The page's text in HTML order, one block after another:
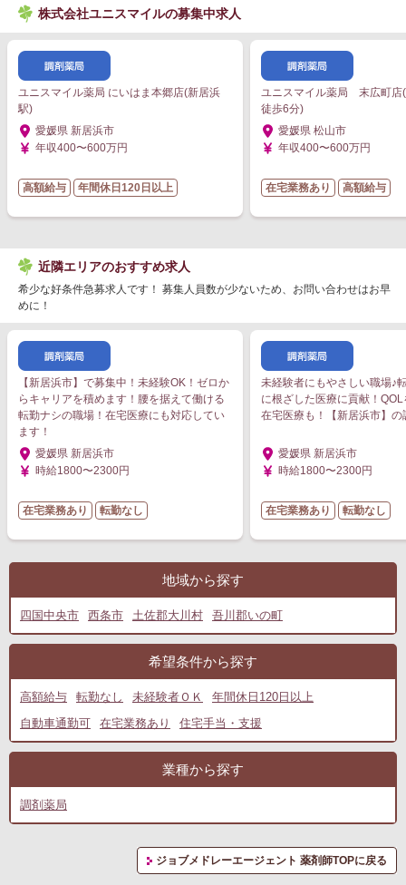
株式会社ユニスマイルの募集中求人
ユニスマイル薬局 にいはま本郷店(新居浜
駅)
愛媛県 新居浜市
年収400〜600万円
高額給与 年間休日120日以上
ユニスマイル薬局 末広町店
徒歩6分)
愛媛県 松山市
年収400〜600万円
在宅業務あり 高額給与
近隣エリアのおすすめ求人
希少な好条件急募求人です！ 募集人員数が少ないため、お問い合わせはお早
めに！
【新居浜市】で募集中！未経験OK！ゼロか
らキャリアを積めます！腰を据えて働ける
転勤ナシの職場！在宅医療にも対応してい
ます！
愛媛県 新居浜市
時給1800〜2300円
在宅業務あり 転勤なし
未経験者にもやさしい職場♪
に根ざした医療に貢献！
在宅医療も！【新居浜市】の
愛媛県 新居浜市
時給1800〜2300円
在宅業務あり 転勤なし
地域から探す
四国中央市 西条市 土佐郡大川村 吾川郡いの町
希望条件から探す
高額給与 転勤なし 未経験者ＯＫ
年間休日120日以上
自動車通勤可
在宅業務あり 住宅手当・支援
業種から探す
調剤薬局
ジョブメドレーエージェント 薬剤師TOPに戻る